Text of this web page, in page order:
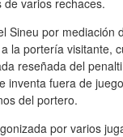
Sineu por
la portería visitante,
reseñada del
fuera de
del portero.
por varios